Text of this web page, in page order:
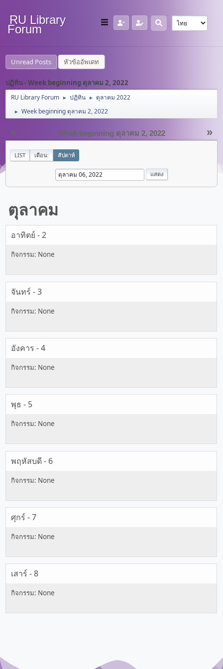
RU Library
Forum
Unread Posts หัวข้ออัพเดท
ปฏิทิน - Week beginning ตุลาคม 2, 2022
RU Library Forum ► ปฏิทิน ► ตุลาคม 2022
► Week beginning ตุลาคม 2, 2022
« »
Week beginning ตุลาคม 2, 2022
LIST เดือน: สัปดาห์
ตุลาคม
อาทิตย์ - 2
จันทร์ - 3
อังคาร - 4
พุธ - 5
พฤหัสบดี - 6
ศุกร์ - 7
เสาร์ - 8